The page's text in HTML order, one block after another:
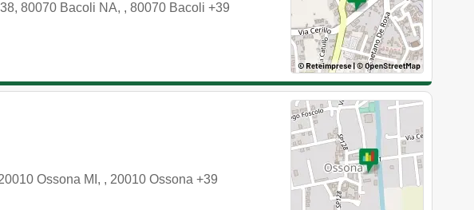
80070 Bacoli NA, , 80070 Bacoli +39
Ossona MI, , 20010 Ossona +39